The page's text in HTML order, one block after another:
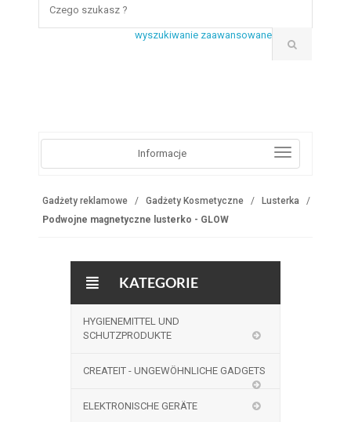
wyszukiwanie zaawansowane
Informacje
Gadżety reklamowe Gadżety Kosmetyczne
Lusterka
Podwojne magnetyczne lusterko - GLOW
KATEGORIE
HYGIENEMITTEL UND
SCHUTZPRODUKTE
CREATEIT - UNGEWÖHNLICHE GADGETS
ELEKTRONISCHE GERÄTE